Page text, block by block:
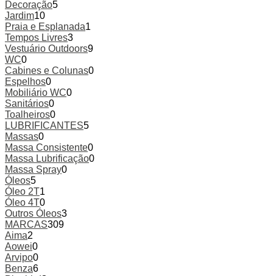
Decoração5
Jardim10
Praia e Esplanada1
Tempos Livres3
Vestuário Outdoors9
WC0
Cabines e Colunas0
Espelhos0
Mobiliário WC0
Sanitários0
Toalheiros0
LUBRIFICANTES5
Massas0
Massa Consistente0
Massa Lubrificação0
Massa Spray0
Óleos5
Óleo 2T1
Óleo 4T0
Outros Óleos3
MARCAS309
Aima2
Aowei0
Arvipo0
Benza6